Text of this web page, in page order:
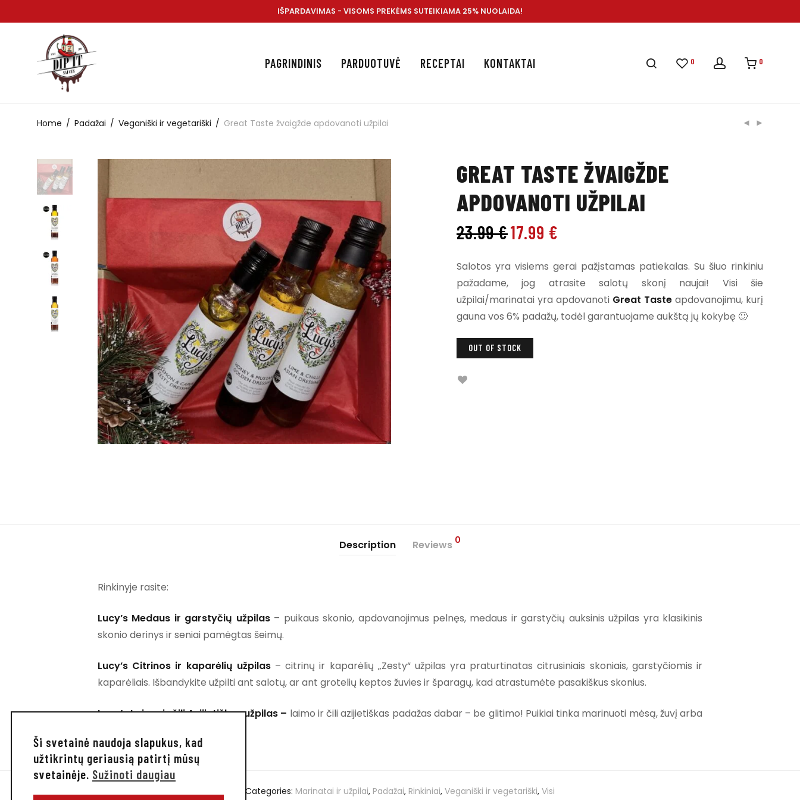
Ši svetainė naudoja slapukus, kad
užtikrintų geriausią patirtį mūsų
svetainėje. Sužinoti daugiau
IŠPARDAVIMAS - VISOMS PREKĖMS SUTEIKIAMA 25% NUOLAIDA!
PAGRINDINIS PARDUOTUVĖ RECEPTAI KONTAKTAI 0 0
Home / Padažai / Veganiški ir vegetariški / Great Taste žvaigžde apdovanoti užpilai
GREAT TASTE ŽVAIGŽDE
APDOVANOTI UŽPILAI
23.99€17.99 €
Salotos yra visiems gerai pažįstamas patiekalas. Su šiuo rinkiniu
pažadame, jog atrasite salotų skonį naujai! Visi šie
užpilai/marinatai yra apdovanoti Great Taste apdovanojimu, kurį
gauna vos 6% padažų, todėl garantuojame aukštą jų kokybę 🙂
OUT OF STOCK
Description Reviews 0
Rinkinyje rasite:
Lucy’s Medaus ir garstyčių užpilas – puikaus skonio, apdovanojimus pelnęs, medaus ir garstyčių auksinis užpilas yra klasikinis
skonio derinys ir seniai pamėgtas šeimų.
Lucy’s Citrinos ir kaparėlių užpilas– citrinų ir kaparėlių „Zesty“ užpilas yra praturtinatas citrusiniais skoniais, garstyčiomis ir
kaparėliais. Išbandykite užpilti ant salotų, ar ant grotelių keptos žuvies ir šparagų, kad atrastumėte pasakiškus skonius.
Lucy’s Laimo ir čili Azijietiškas užpilas – laimo ir čili azijietiškas padažas dabar – be glitimo! Puikiai tinka marinuoti mėsą, žuvį arba
Categories: Marinatai ir užpilai, Padažai, Rinkiniai, Veganiški ir vegetariški, Visi